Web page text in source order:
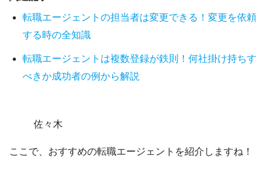
転職エージェントの担当者は変更できる！変更を依頼
する時の全知識
転職エージェントは複数登録が鉄則！何社掛け持ちす
べきか成功者の例から解説
佐々木
ここで、おすすめの転職エージェントを紹介しますね！